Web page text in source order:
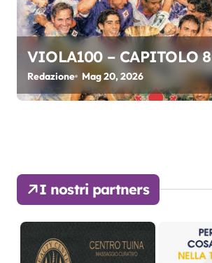
VIOLA100 – CAPITOLO 8
Redazione Mag 20, 2026
I nostri partners